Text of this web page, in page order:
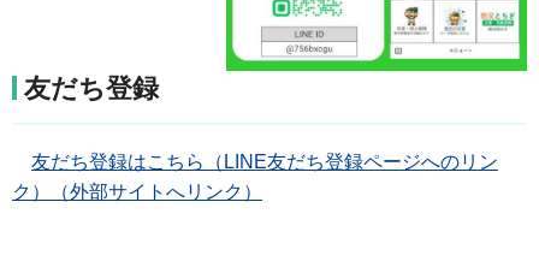
友だち登録
友だち登録はこちら（LINE友だち登録ページへのリン
ク）（外部サイトへリンク）